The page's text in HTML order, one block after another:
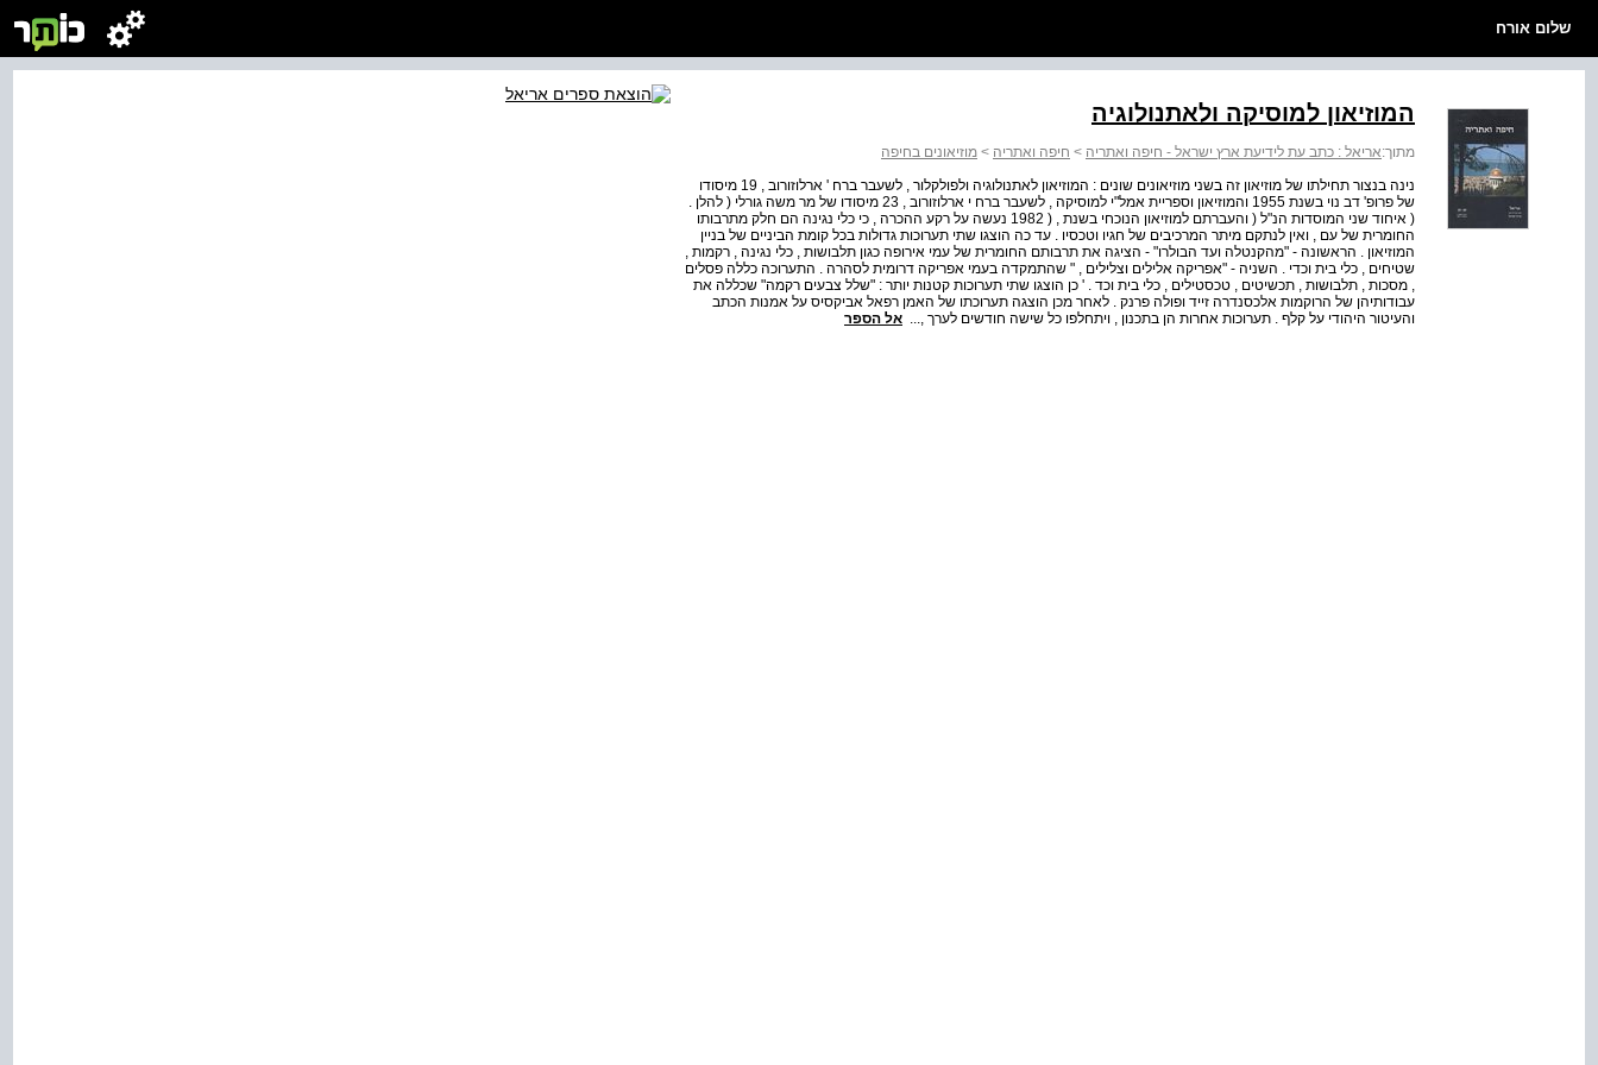
שלום אורח
המוזיאון למוסיקה ולאתנולוגיה
מתוך:אריאל : כתב עת לידיעת ארץ ישראל - חיפה ואתריה > חיפה ואתריה > מוזיאונים בחיפה
נינה בנצור תחילתו של מוזיאון זה בשני מוזיאונים שונים : המוזיאון לאתנולוגיה ולפולקלור , לשעבר ברח ' ארלוזורוב , 19 מיסודו
של פרופ' דב נוי בשנת 1955 והמוזיאון וספריית אמל"י למוסיקה , לשעבר ברח י ארלוזורוב , 23 מיסודו של מר משה גורלי ( להלן .
( איחוד שני המוסדות הנ"ל ( והעברתם למוזיאון הנוכחי בשנת , ( 1982 נעשה על רקע ההכרה , כי כלי נגינה הם חלק מתרבותו
החומרית של עם , ואין לנתקם מיתר המרכיבים של חגיו וטכסיו . עד כה הוצגו שתי תערוכות גדולות בכל קומת הביניים של בניין
המוזיאון . הראשונה - "מהקנטלה ועד הבולרו" - הציגה את תרבותם החומרית של עמי אירופה כגון תלבושות , כלי נגינה , רקמות ,
שטיחים , כלי בית וכדי . השניה - "אפריקה אלילים וצלילים , " שהתמקדה בעמי אפריקה דרומית לסהרה . התערוכה כללה פסלים
, מסכות , תלבושות , תכשיטים , טכסטילים , כלי בית וכד . ' כן הוצגו שתי תערוכות קטנות יותר : "שלל צבעים רקמה" שכללה את
עבודותיהן של הרוקמות אלכסנדרה זייד ופולה פרנק . לאחר מכן הוצגה תערוכתו של האמן רפאל אביקסיס על אמנות הכתב
והעיטור היהודי על קלף . תערוכות אחרות הן בתכנון , ויתחלפו כל שישה חודשים לערך ,... אל הספר